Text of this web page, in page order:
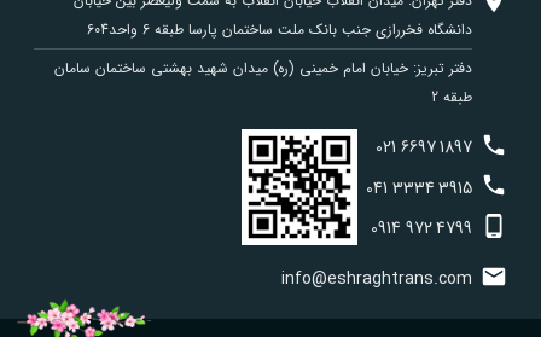
دانشگاه فخررازی جنب بانک ملت ساختمان پارسا طبقه 6 واحد604
دفتر تبریز: خیابان امام خمینی (ره) میدان شهید بهشتی ساختمان سامان
طبقه 2
021 66971897
041 33343915
0914 9724799
info@eshraghtrans.com